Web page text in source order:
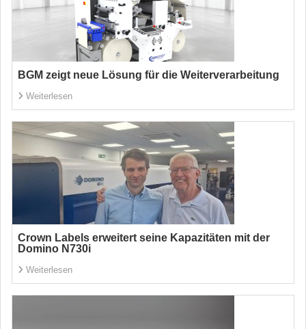
BGM zeigt neue Lösung für die Weiterverarbeitung
Weiterlesen
Crown Labels erweitert seine Kapazitäten mit der
Domino N730i
Weiterlesen